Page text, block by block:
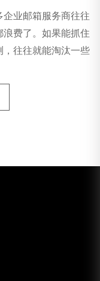
业邮箱服务商往往
费了。如果能抓住
，往往就能淘汰一些